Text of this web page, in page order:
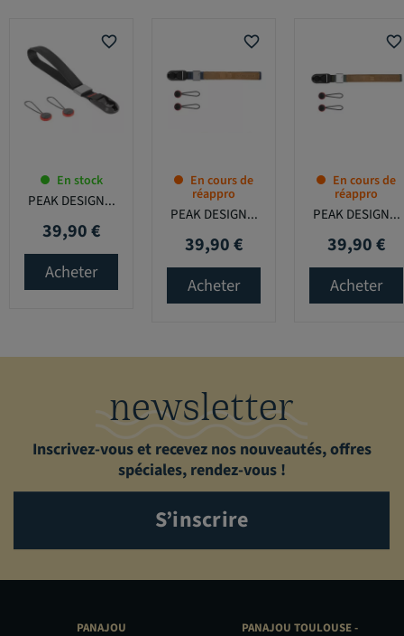
favorite_border
En stock
PEAK DESIGN...
Prix
39,90 €
Acheter
favorite_border
En cours de
réappro
PEAK DESIGN...
Prix
39,90 €
Acheter
favorite_border
En cours de
réappro
PEAK DESIGN...
Prix
39,90 €
Acheter
newsletter
Inscrivez-vous et recevez nos nouveautés, offres
spéciales, rendez-vous !
S’inscrire
PANAJOU
PANAJOU TOULOUSE -